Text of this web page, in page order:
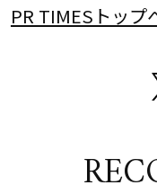
PR TIMESトップ